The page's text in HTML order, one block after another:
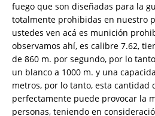
fuego que son diseñadas para la
totalmente prohibidas en nuestro
ustedes ven acá es munición
observamos ahí, es calibre 7.62,
de 860 m. por segundo, por lo
un blanco a 1000 m. y una
metros, por lo tanto, esta cantidad
perfectamente puede provocar la
personas, teniendo en